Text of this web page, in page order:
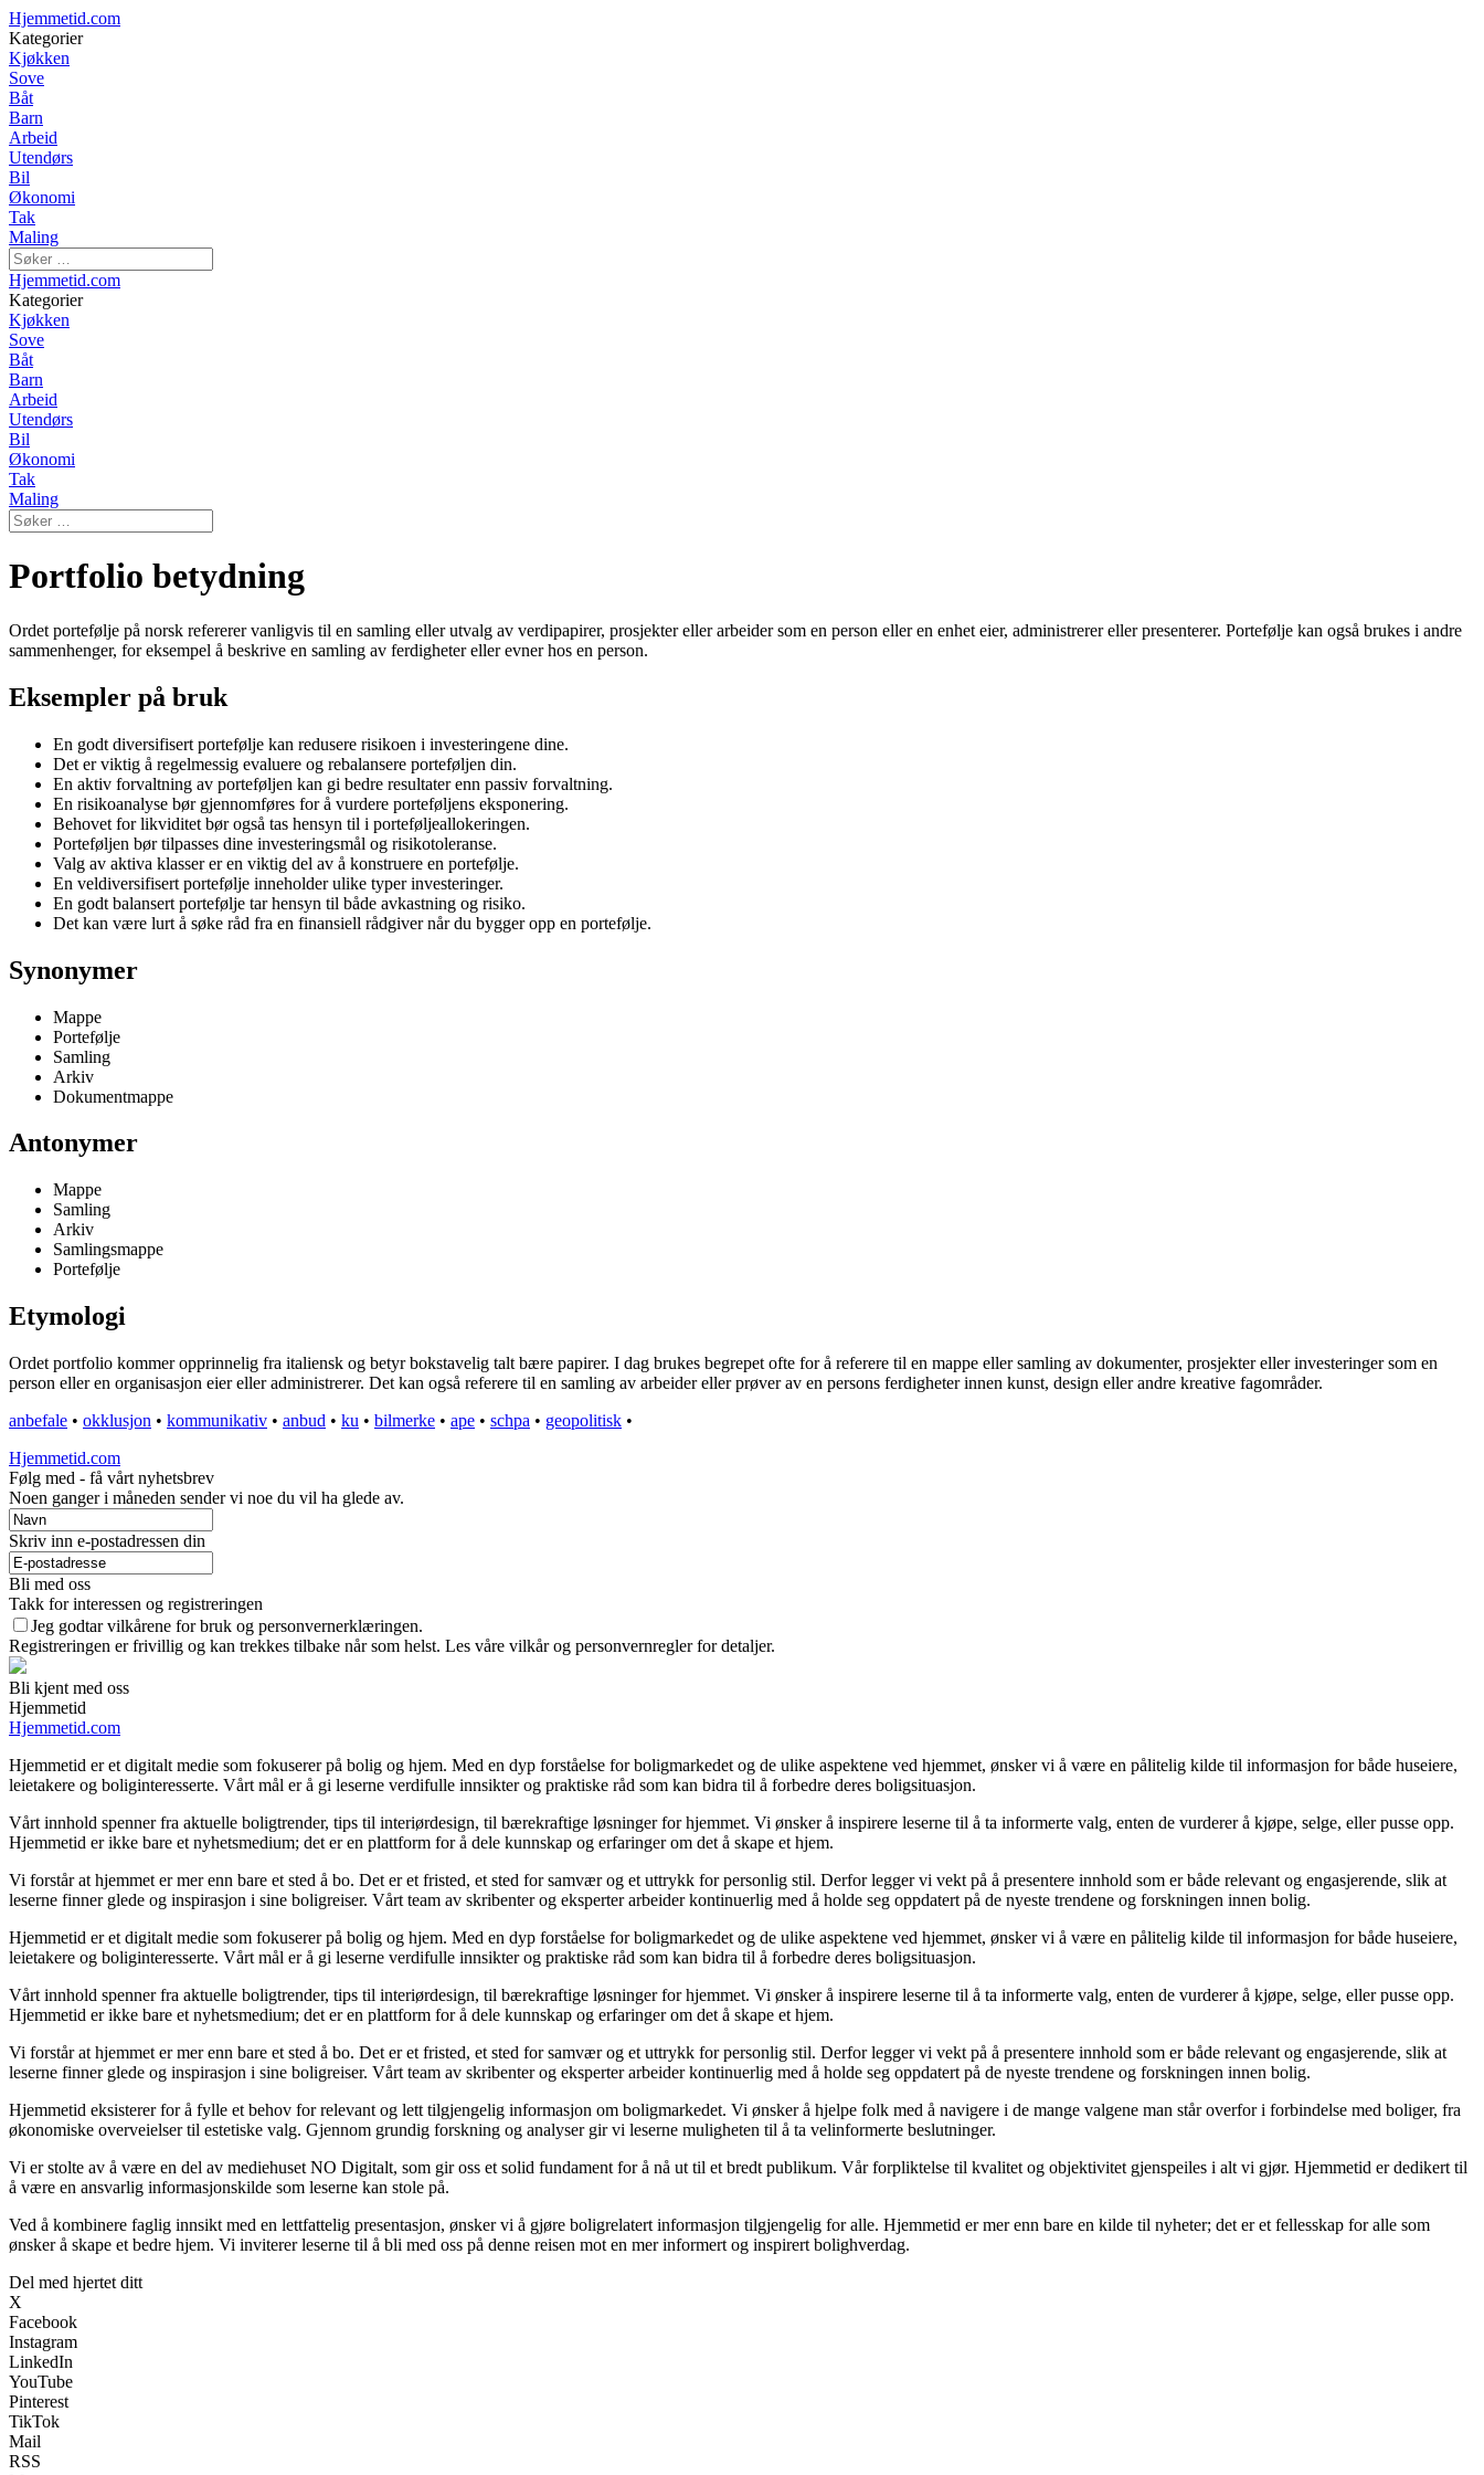
Hjemmetid.com
Kategorier
Kjøkken
Sove
Båt
Barn
Arbeid
Utendørs
Bil
Økonomi
Tak
Maling
Hjemmetid.com
Kategorier
Kjøkken
Sove
Båt
Barn
Arbeid
Utendørs
Bil
Økonomi
Tak
Maling
Portfolio betydning
Ordet portefølje på norsk refererer vanligvis til en samling eller utvalg av verdipapirer, prosjekter eller arbeider som en person eller en enhet eier, administrerer eller presenterer. Portefølje kan også brukes i andre
sammenhenger, for eksempel å beskrive en samling av ferdigheter eller evner hos en person.
Eksempler på bruk
En godt diversifisert portefølje kan redusere risikoen i investeringene dine.
Det er viktig å regelmessig evaluere og rebalansere porteføljen din.
En aktiv forvaltning av porteføljen kan gi bedre resultater enn passiv forvaltning.
En risikoanalyse bør gjennomføres for å vurdere porteføljens eksponering.
Behovet for likviditet bør også tas hensyn til i porteføljeallokeringen.
Porteføljen bør tilpasses dine investeringsmål og risikotoleranse.
Valg av aktiva klasser er en viktig del av å konstruere en portefølje.
En veldiversifisert portefølje inneholder ulike typer investeringer.
En godt balansert portefølje tar hensyn til både avkastning og risiko.
Det kan være lurt å søke råd fra en finansiell rådgiver når du bygger opp en portefølje.
Synonymer
Mappe
Portefølje
Samling
Arkiv
Dokumentmappe
Antonymer
Mappe
Samling
Arkiv
Samlingsmappe
Portefølje
Etymologi
Ordet portfolio kommer opprinnelig fra italiensk og betyr bokstavelig talt bære papirer. I dag brukes begrepet ofte for å referere til en mappe eller samling av dokumenter, prosjekter eller investeringer som en
person eller en organisasjon eier eller administrerer. Det kan også referere til en samling av arbeider eller prøver av en persons ferdigheter innen kunst, design eller andre kreative fagområder.
anbefale • okklusjon • kommunikativ • anbud • ku • bilmerke • ape • schpa • geopolitisk •
Hjemmetid.com
Følg med - få vårt nyhetsbrev
Noen ganger i måneden sender vi noe du vil ha glede av.
Skriv inn e-postadressen din
Bli med oss
Takk for interessen og registreringen
Jeg godtar vilkårene for bruk og personvernerklæringen.
Registreringen er frivillig og kan trekkes tilbake når som helst. Les våre vilkår og personvernregler for detaljer.
Bli kjent med oss
Hjemmetid
Hjemmetid.com
Hjemmetid er et digitalt medie som fokuserer på bolig og hjem. Med en dyp forståelse for boligmarkedet og de ulike aspektene ved hjemmet, ønsker vi å være en pålitelig kilde til informasjon for både huseiere,
leietakere og boliginteresserte. Vårt mål er å gi leserne verdifulle innsikter og praktiske råd som kan bidra til å forbedre deres boligsituasjon.
Vårt innhold spenner fra aktuelle boligtrender, tips til interiørdesign, til bærekraftige løsninger for hjemmet. Vi ønsker å inspirere leserne til å ta informerte valg, enten de vurderer å kjøpe, selge, eller pusse opp.
Hjemmetid er ikke bare et nyhetsmedium; det er en plattform for å dele kunnskap og erfaringer om det å skape et hjem.
Vi forstår at hjemmet er mer enn bare et sted å bo. Det er et fristed, et sted for samvær og et uttrykk for personlig stil. Derfor legger vi vekt på å presentere innhold som er både relevant og engasjerende, slik at
leserne finner glede og inspirasjon i sine boligreiser. Vårt team av skribenter og eksperter arbeider kontinuerlig med å holde seg oppdatert på de nyeste trendene og forskningen innen bolig.
Hjemmetid er et digitalt medie som fokuserer på bolig og hjem. Med en dyp forståelse for boligmarkedet og de ulike aspektene ved hjemmet, ønsker vi å være en pålitelig kilde til informasjon for både huseiere,
leietakere og boliginteresserte. Vårt mål er å gi leserne verdifulle innsikter og praktiske råd som kan bidra til å forbedre deres boligsituasjon.
Vårt innhold spenner fra aktuelle boligtrender, tips til interiørdesign, til bærekraftige løsninger for hjemmet. Vi ønsker å inspirere leserne til å ta informerte valg, enten de vurderer å kjøpe, selge, eller pusse opp.
Hjemmetid er ikke bare et nyhetsmedium; det er en plattform for å dele kunnskap og erfaringer om det å skape et hjem.
Vi forstår at hjemmet er mer enn bare et sted å bo. Det er et fristed, et sted for samvær og et uttrykk for personlig stil. Derfor legger vi vekt på å presentere innhold som er både relevant og engasjerende, slik at
leserne finner glede og inspirasjon i sine boligreiser. Vårt team av skribenter og eksperter arbeider kontinuerlig med å holde seg oppdatert på de nyeste trendene og forskningen innen bolig.
Hjemmetid eksisterer for å fylle et behov for relevant og lett tilgjengelig informasjon om boligmarkedet. Vi ønsker å hjelpe folk med å navigere i de mange valgene man står overfor i forbindelse med boliger, fra
økonomiske overveielser til estetiske valg. Gjennom grundig forskning og analyser gir vi leserne muligheten til å ta velinformerte beslutninger.
Vi er stolte av å være en del av mediehuset NO Digitalt, som gir oss et solid fundament for å nå ut til et bredt publikum. Vår forpliktelse til kvalitet og objektivitet gjenspeiles i alt vi gjør. Hjemmetid er dedikert til
å være en ansvarlig informasjonskilde som leserne kan stole på.
Ved å kombinere faglig innsikt med en lettfattelig presentasjon, ønsker vi å gjøre boligrelatert informasjon tilgjengelig for alle. Hjemmetid er mer enn bare en kilde til nyheter; det er et fellesskap for alle som
ønsker å skape et bedre hjem. Vi inviterer leserne til å bli med oss på denne reisen mot en mer informert og inspirert bolighverdag.
Del med hjertet ditt
X
Facebook
Instagram
LinkedIn
YouTube
Pinterest
TikTok
Mail
RSS